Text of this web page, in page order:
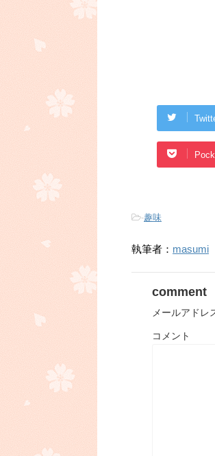
-趣味
執筆者： masumi
comment
メールアドレ
コメント